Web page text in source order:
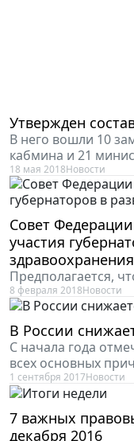
Утвержден
В него вошли 10
кабмина и 21
18 мая 2018Новости
Совет
участия
здравоохранения
Предполагается,
8 февраля 2018Новости
В России
С начала года
всех основных
1 сентября 2017Новости
7 важных
декабря 2016